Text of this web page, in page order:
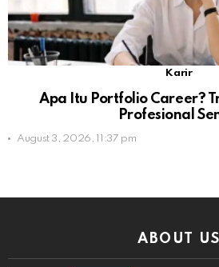
Karir
Apa Itu Portfolio Career?
Profesional
August 3, 2026, 11:37 pm
ABOUT US